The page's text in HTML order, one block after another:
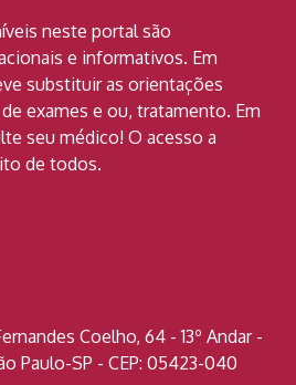
neste portal são
e informativos. Em
substituir as orientações
exames e ou, tratamento. Em
seu médico! O acesso a
de todos.
Coelho, 64 - 13º Andar -
Paulo-SP - CEP: 05423-040